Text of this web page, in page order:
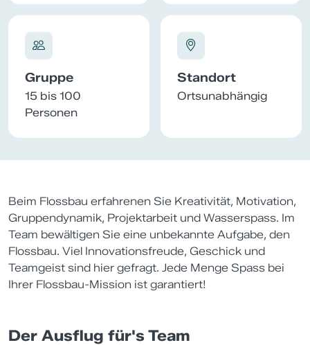
Gruppe
15 bis 100
Personen
Standort
Ortsunabhängig
Beim Flossbau erfahrenen Sie Kreativität, Motivation,
Gruppendynamik, Projektarbeit und Wasserspass. Im
Team bewältigen Sie eine unbekannte Aufgabe, den
Flossbau. Viel Innovationsfreude, Geschick und
Teamgeist sind hier gefragt. Jede Menge Spass bei
Ihrer Flossbau-Mission ist garantiert!
Der Ausflug für's Team